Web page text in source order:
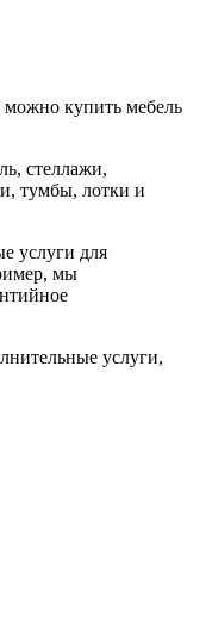
можно купить мебель
стеллажи,
тумбы, лотки и
услуги для
мы
услуги,